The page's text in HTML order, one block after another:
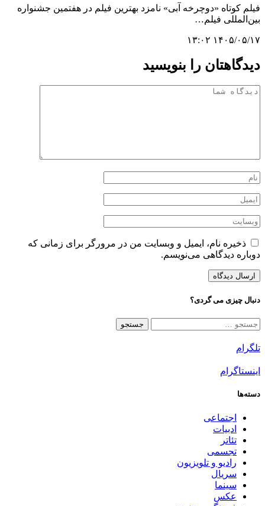
فیلم کوتاه «دوچرخه آبی» نامزد بهترین فیلم در هفتمین جشنواره
بین‌المللی فیلم…
۱۴۰۵/۰۵/۱۷ ۱۳:۰۲
دیدگاهتان را بنویسید
ذخیره نام، ایمیل و وبسایت من در مرورگر برای زمانی که
دوباره دیدگاهی می‌نویسم.
دنبال چیزی می گردی؟
جستجو
تلگرام
اینستاگرام
دسته‌ها
اجتماعی
ادبیات
تئاتر
تجسمی
رادیو و تلویزیون
سریال
سینما
عکس